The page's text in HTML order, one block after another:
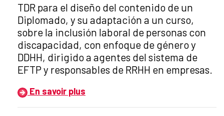
Título del anuncio:
TDR para el diseño del contenido de un
Diplomado, y su adaptación a un curso,
sobre la inclusión laboral de personas con
discapacidad, con enfoque de género y
DDHH, dirigido a agentes del sistema de
EFTP y responsables de RRHH en empresas.
En savoir plus